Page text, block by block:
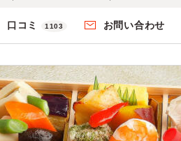
口コミ 1103 お問い合わせ